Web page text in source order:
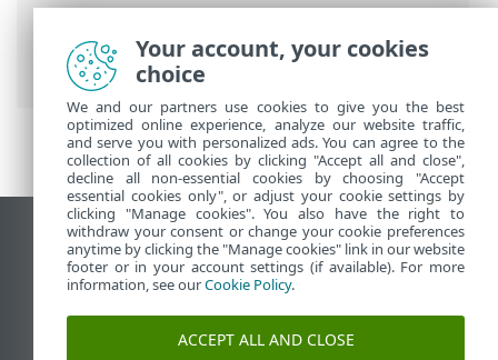
Ayuda en línea de ESET>ESET LiveGuard
Advanced >Utilización de ESET LiveGuard
Advanced
> ESET Cloud Office Security
Ver sitio para ordenador
End of Life
Base de conocimiento de ESET
Foro de ESET
Your account, your cookies
choice
We and our partners use cookies to give you the best
optimized online experience, analyze our website traffic,
and serve you with personalized ads. You can agree to the
collection of all cookies by clicking "Accept all and close",
decline all non-essential cookies by choosing "Accept
essential cookies only", or adjust your cookie settings by
clicking "Manage cookies". You also have the right to
withdraw your consent or change your cookie preferences
anytime by clicking the "Manage cookies" link in our website
footer or in your account settings (if available). For more
information, see ourCookie Policy.
ACCEPT ALL AND CLOSE